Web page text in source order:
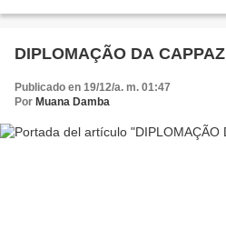
DIPLOMAÇÃO DA CAPPAZ
Publicado en 19/12/a. m. 01:47
Por Muana Damba